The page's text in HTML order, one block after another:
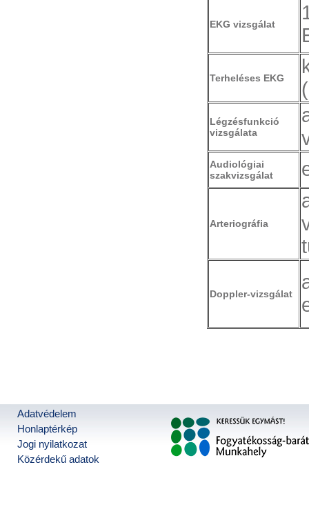
EKG vizsgálat
Terheléses EKG
Légzésfunkció
vizsgálata
Audiológiai
szakvizsgálat
Arteriográfia
Doppler-vizsgálat
Adatvédelem
Honlaptérkép
Jogi nyilatkozat
Közérdekű adatok